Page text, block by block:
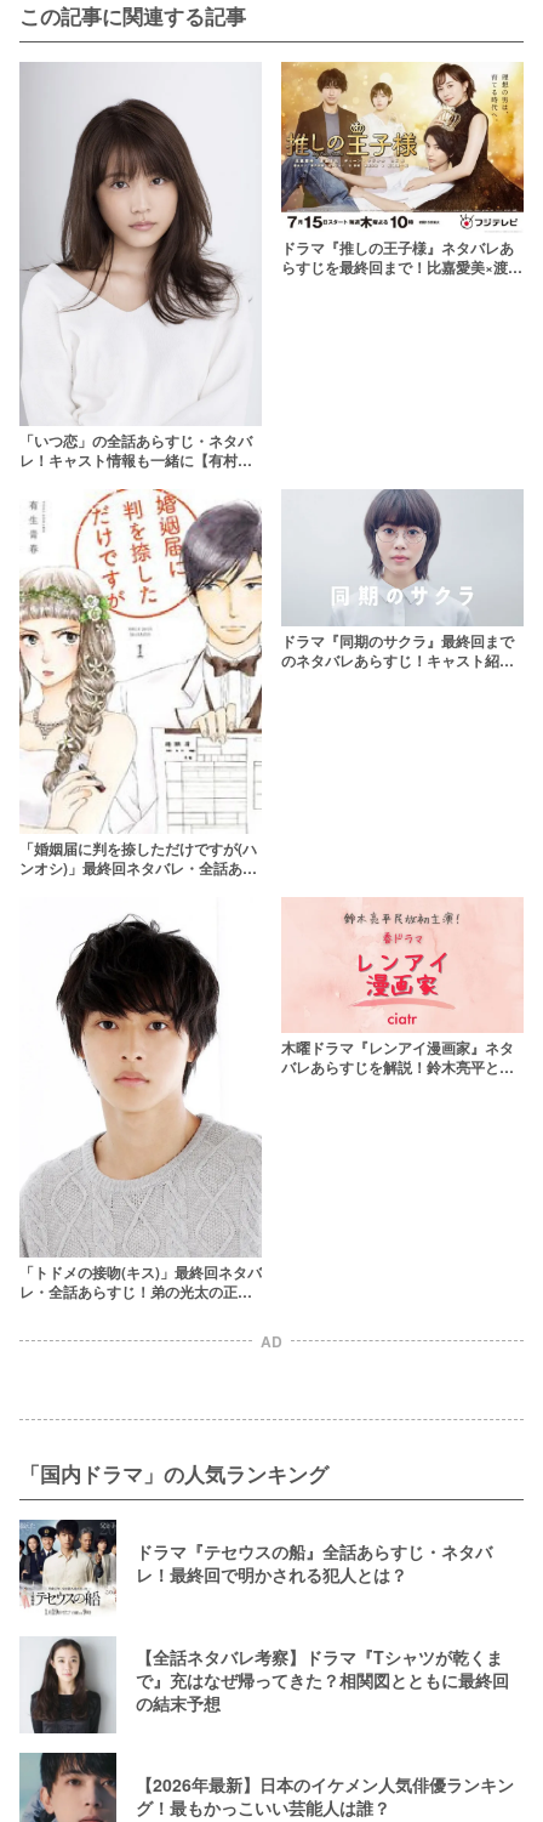
この記事に関連する記事
「いつ恋」の全話あらすじ・ネタバ
レ！キャスト情報も一緒に【有村架
ドラマ『推しの王子様』ネタバレあ
らすじを最終回まで！比嘉愛美×渡辺
「婚姻届に判を捺しただけですが(ハ
ンオシ)」最終回ネタバレ・全話あら
ドラマ『同期のサクラ』最終回まで
のネタバレあらすじ！キャスト紹介
「トドメの接吻(キス)」最終回ネタバ
レ・全話あらすじ！弟の光太の正体
木曜ドラマ『レンアイ漫画家』ネタ
バレあらすじを解説！鈴木亮平と吉
AD
「国内ドラマ」の人気ランキング
ドラマ『テセウスの船』全話あらすじ・ネタバ
レ！最終回で明かされる犯人とは？
【全話ネタバレ考察】ドラマ『Tシャツが乾くま
で』充はなぜ帰ってきた？相関図とともに最終回
の結末予想
【2026年最新】日本のイケメン人気俳優ランキン
グ！最もかっこいい芸能人は誰？